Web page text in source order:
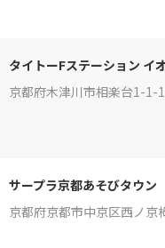
タイトーFステーション イ
京都府木津川市相楽台1-1-
サープラ京都あそびタウン
京都府京都市中京区西ノ京